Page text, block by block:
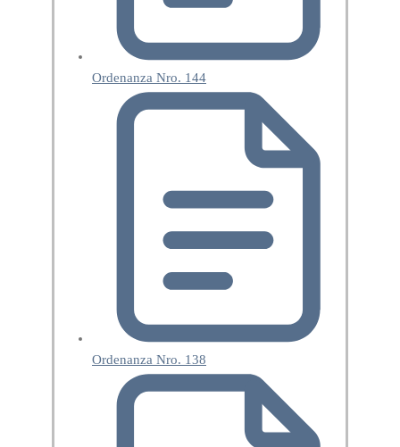
Ordenanza Nro. 144
Ordenanza Nro. 138